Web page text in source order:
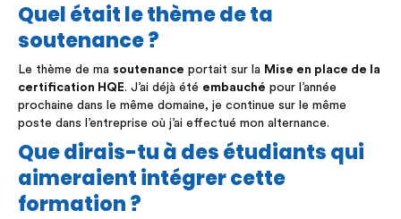
Quel était le thème de ta
soutenance ?
Le thème de ma soutenance portait sur la Mise en place de la
certification HQE. J’ai déjà été embauché pour l’année
prochaine dans le même domaine, je continue sur le même
poste dans l’entreprise où j’ai effectué mon alternance.
Que dirais-tu à des étudiants qui
aimeraient intégrer cette
formation ?